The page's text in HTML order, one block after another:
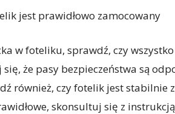
jest prawidłowo zamocowany
w foteliku, sprawdź, czy
że pasy bezpieczeństwa są
również, czy fotelik jest stabilnie
skonsultuj się z